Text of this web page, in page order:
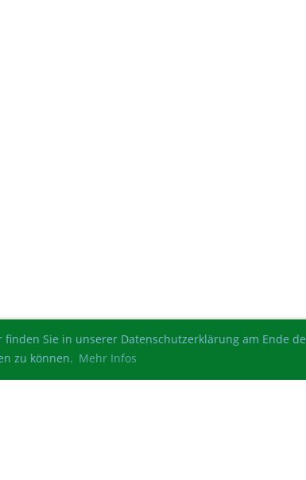
Sie in unserer Datenschutzerklärung am Ende
zu können. Mehr Infos